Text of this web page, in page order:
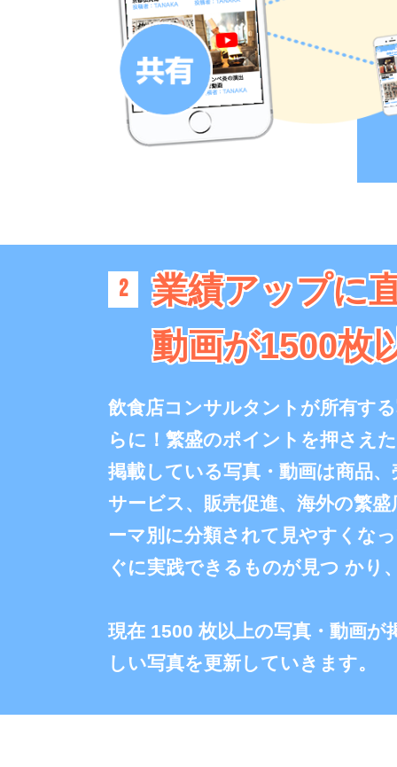
2
業績アップに
動画が1500枚
飲食店コンサルタントが所有す
らに！繁盛のポイントを押さえ
掲載している写真・動画は商品
サービス、販売促進、海外の繁
ーマ別に分類されて見やすくな
ぐに実践できるものが見つ かり
現在 1500 枚以上の写真・動画
しい写真を更新していきます。